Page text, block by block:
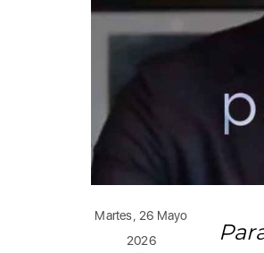
Martes, 26 Mayo
2026